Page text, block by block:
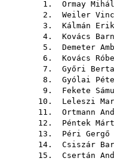
1. Ormay
2. Weiler
3. Kálmán Erik
4. Kovács
5. Demeter
6. Kovács
7. Győri
8. Gyólai
9. Fekete
10. Leleszi
11. Ortmann
12. Péntek
13. Péri Gergő
14. Csiszár
15. Csertán